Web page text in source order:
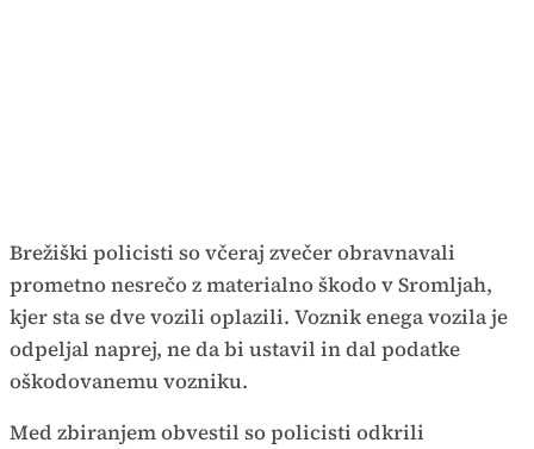
Brežiški policisti so včeraj zvečer obravnavali
prometno nesrečo z materialno škodo v Sromljah,
kjer sta se dve vozili oplazili. Voznik enega vozila je
odpeljal naprej, ne da bi ustavil in dal podatke
oškodovanemu vozniku.
Med zbiranjem obvestil so policisti odkrili